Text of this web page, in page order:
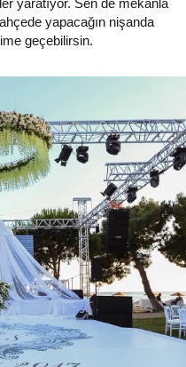
yaratıyor. Sen de mekanla
yapacağın nişanda
geçebilirsin.